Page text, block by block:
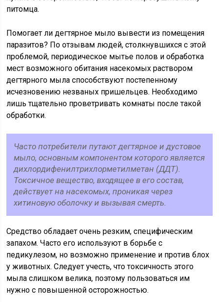
питомца.
Помогает ли дегтярное мыло вывести из помещения
паразитов? По отзывам людей, столкнувшихся с этой
проблемой, периодическое мытье полов и обработка
мест возможного обитания насекомых раствором
дегтярного мыла способствуют постепенному
исчезновению незваных пришельцев. Необходимо
лишь тщательно проветривать комнаты после такой
обработки.
Часто потребители путают дегтярное и дустовое
мыло, основным компонентом которого является
дихлордифенилтрихлорметилметан (ДДТ).
Токсичное вещество, входящее в его состав,
действует на насекомых, проникая через
хитиновую оболочку и вызывая смерть.
Средство обладает очень резким, специфическим
запахом. Часто его используют в борьбе с
педикулезом, но возможно применение и против блох
у животных. Следует учесть, что токсичность этого
мыла слишком велика, поэтому пользоваться им
нужно с повышенной осторожностью.